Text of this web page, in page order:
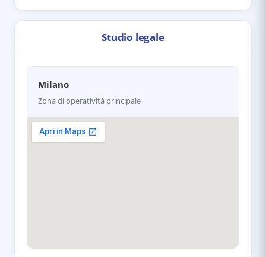
Studio legale
Milano
Zona di operatività principale